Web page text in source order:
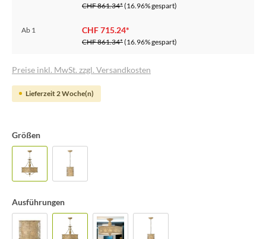
CHF 861.34*(16.96% gespart)
Ab 1 CHF 715.24*
CHF 861.34*(16.96% gespart)
Preise inkl. MwSt. zzgl. Versandkosten
Lieferzeit 2 Woche(n)
Größen
Ausführungen